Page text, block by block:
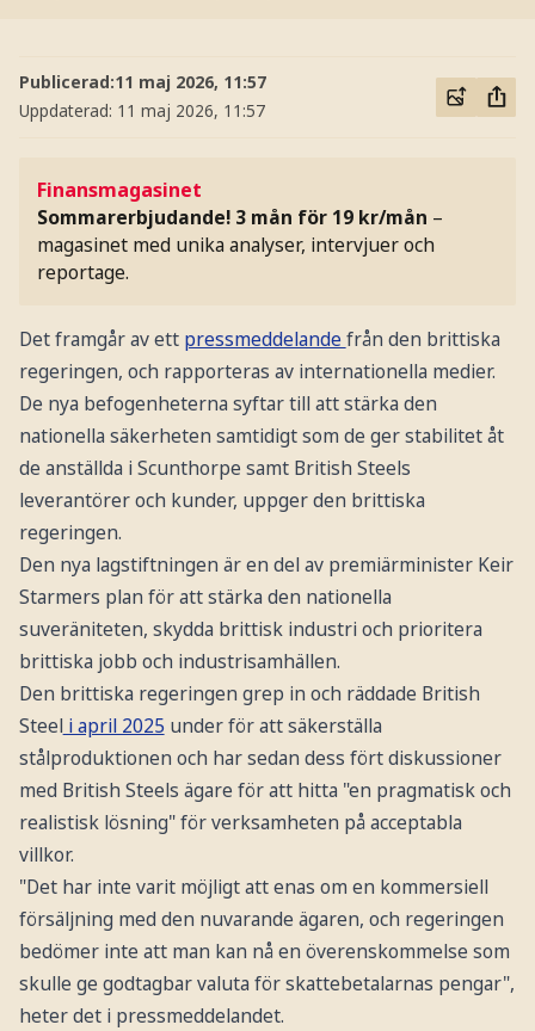
Publicerad:11 maj 2026, 11:57
Uppdaterad: 11 maj 2026, 11:57
Finansmagasinet
Sommarerbjudande! 3 mån för 19 kr/mån –
magasinet med unika analyser, intervjuer och
reportage.
Det framgår av ett pressmeddelandefrån den brittiska
regeringen, och rapporteras av internationella medier.
De nya befogenheterna syftar till att stärka den
nationella säkerheten samtidigt som de ger stabilitet åt
de anställda i Scunthorpe samt British Steels
leverantörer och kunder, uppger den brittiska
regeringen.
Den nya lagstiftningen är en del av premiärminister Keir
Starmers plan för att stärka den nationella
suveräniteten, skydda brittisk industri och prioritera
brittiska jobb och industrisamhällen.
Den brittiska regeringen grep in och räddade British
Steel i april 2025 under för att säkerställa
stålproduktionen och har sedan dess fört diskussioner
med British Steels ägare för att hitta "en pragmatisk och
realistisk lösning" för verksamheten på acceptabla
villkor.
"Det har inte varit möjligt att enas om en kommersiell
försäljning med den nuvarande ägaren, och regeringen
bedömer inte att man kan nå en överenskommelse som
skulle ge godtagbar valuta för skattebetalarnas pengar",
heter det i pressmeddelandet.